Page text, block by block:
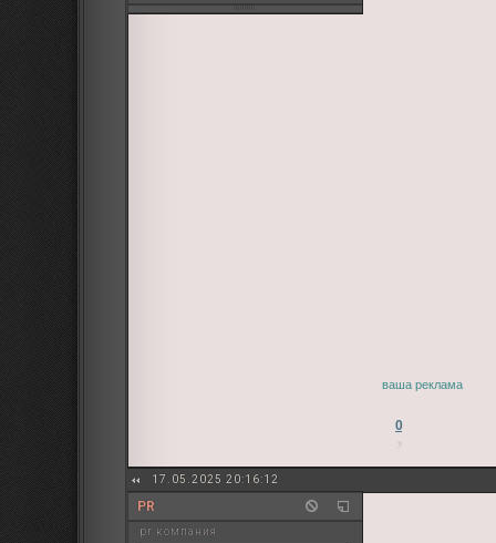
ваша реклама
0
17.05.2025 20:16:12
PR
pr компания